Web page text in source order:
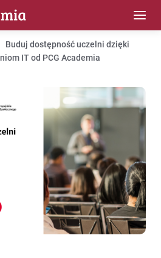
Buduj dostępność uczelni dzięki
IT od PCG Academia